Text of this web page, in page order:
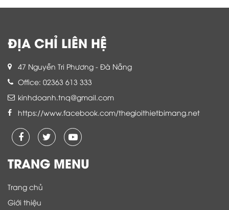
ĐỊA CHỈ LIÊN HỆ
47 Nguyễn Tri Phương - Đà Nẵng
Office: 02363 613 333
kinhdoanh.tnq@gmail.com
https://www.facebook.com/thegioithietbimang.net
TRANG MENU
Trang chủ
Giới thiệu